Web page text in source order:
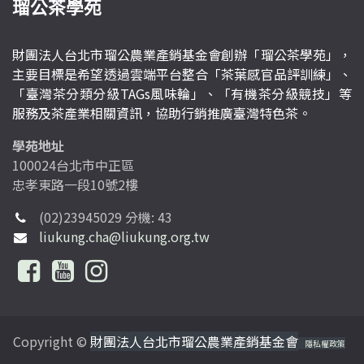
瑠公茶學苑
財團法人台北市瑠公農業產銷基金會創辦「瑠公茶學苑」，
主要目標是希望透過雲端平台整合「茶葉感官品評訓練」、
「臺灣茶分類分級TAGs風味輪」、「有機茶分級競技」等
服務及茶產業相關資訊，協助行銷推廣臺灣特色茶。
學苑地址
100024台北市中正區
忠孝東路一段10號2樓
(02)23945029 分機: 43
liukung.cha@liukung.org.tw
Copyright © 財團法人台北市瑠公農業產銷基金會 隱私權政策